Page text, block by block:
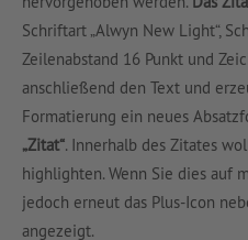
Schriftart „Alwyn New Light“,
Zeilenabstand 16 Punkt und
anschließend den Text und
Formatierung ein neues
„Zitat“. Innerhalb des Zitates
highlighten. Wenn Sie dies auf
jedoch erneut das Plus-Icon
angezeigt.